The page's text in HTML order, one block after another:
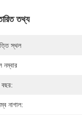
তথ্য
স্থল
নম্বার
বছর:
নাগাল: